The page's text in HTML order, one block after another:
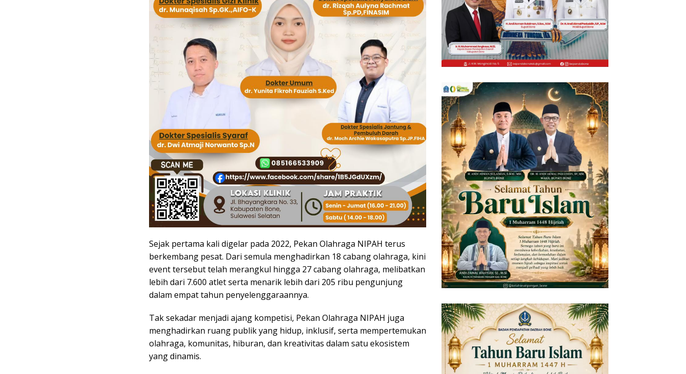
Sejak pertama kali digelar pada 2022, Pekan Olahraga NIPAH terus
berkembang pesat. Dari semula menghadirkan 18 cabang olahraga, kini
event tersebut telah merangkul hingga 27 cabang olahraga, melibatkan
lebih dari 7.600 atlet serta menarik lebih dari 205 ribu pengunjung
dalam empat tahun penyelenggaraannya.
Tak sekadar menjadi ajang kompetisi, Pekan Olahraga NIPAH juga
menghadirkan ruang publik yang hidup, inklusif, serta mempertemukan
olahraga, komunitas, hiburan, dan kreativitas dalam satu ekosistem
yang dinamis.